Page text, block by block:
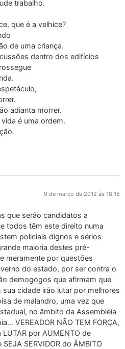
trabalho.
que é a velhice?
de uma criança.
dentro dos edifícios
adianta morrer.
é uma ordem.
9 de março de 2012 às 18:15
que serão candidatos a
todos têm este direito numa
policiais dignos e sérios
maioria destes pré-
meramente por questões
do estado, por ser contra o
demogogos que afirmam que
cidade irão lutar por melhores
de malandro, uma vez que
no âmbito da Assembléia
VEREADOR NÃO TEM FORÇA,
LUTAR por AUMENTO de
SERVIDOR do ÂMBITO